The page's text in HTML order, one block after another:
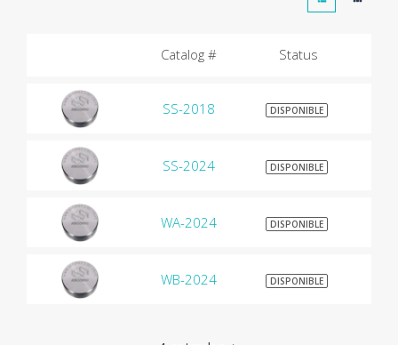
Catalog # Status
SS-2018 DISPONIBLE
SS-2024 DISPONIBLE
WA-2024 DISPONIBLE
WB-2024 DISPONIBLE